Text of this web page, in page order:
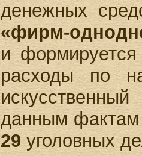
денежных
«фирм-
и
расходы по
данным фактам
29уголовных